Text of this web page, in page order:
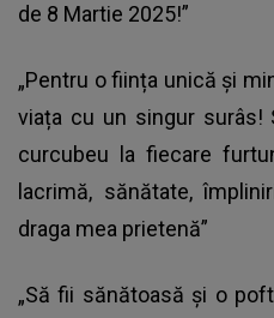
de 8 Martie 2025!”
„Pentru o ființa unică și
viața cu un singur surâs!
curcubeu la fiecare
lacrimă, sănătate,
draga mea prietenă”
„Să fii sănătoasă şi o